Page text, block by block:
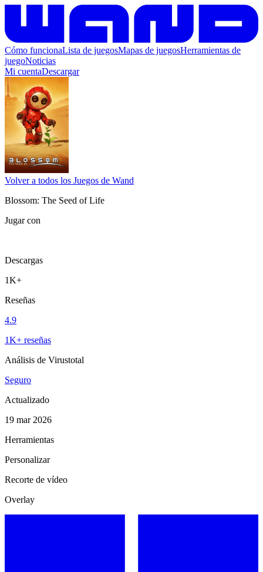
Cómo funcionaLista de juegosMapas de juegosHerramientas de
juegoNoticias
Mi cuentaDescargar
Volver a todos los Juegos de Wand
Blossom: The Seed of Life
Jugar con
Descargas
1K+
Reseñas
4.9
1K+ reseñas
Análisis de Virustotal
Seguro
Actualizado
19 mar 2026
Herramientas
Personalizar
Recorte de vídeo
Overlay